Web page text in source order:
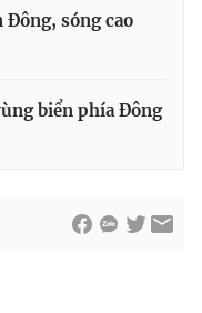
Đông, sóng cao
biển phía Đông